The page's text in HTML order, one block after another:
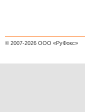
© 2007-2026 ООО «РуФокс»